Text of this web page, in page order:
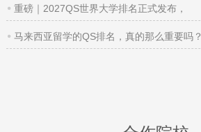
重磅｜2027QS世界大学排名正式发布，
马来西亚留学的QS排名，真的那么重要吗？